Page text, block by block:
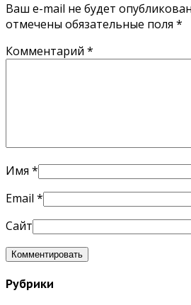
Ваш e-mail не будет
отмечены обязательные поля *
Комментарий *
Имя *
Email *
Сайт
Рубрики